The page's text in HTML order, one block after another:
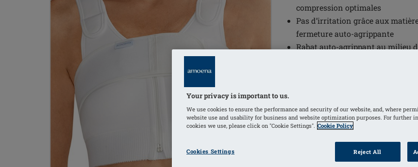
compression optimales
Pas d’irritation grâce aux
fermeture auto-agrippante
Rabat auto-agrippant au milieu
muni lui aussi d’un système de
Peut être utilisée avec
Particulièrement
Amoena Leyla, Patricia et Sarah
(Sélectionné)
Your privacy is important to us.
We use cookies to ensure the performance and security of our website, and, where
website use and usability for business and website optimization purposes. For further
cookies we use, please click on "Cookie Settings". Cookie Policy
Cookies Settings Reject All